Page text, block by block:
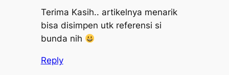
Terima Kasih.. artikelnya menarik
bisa disimpen utk referensi si
bunda nih
Reply